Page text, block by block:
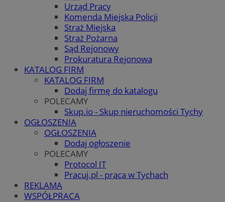
Urząd Pracy
Komenda Miejska Policji
Straż Miejska
Straż Pożarna
Sąd Rejonowy
Prokuratura Rejonowa
KATALOG FIRM
KATALOG FIRM
Dodaj firmę do katalogu
POLECAMY
Skup.io - Skup nieruchomości Tychy
OGŁOSZENIA
OGŁOSZENIA
Dodaj ogłoszenie
POLECAMY
Protocol IT
Pracuj.pl - praca w Tychach
REKLAMA
WSPÓŁPRACA